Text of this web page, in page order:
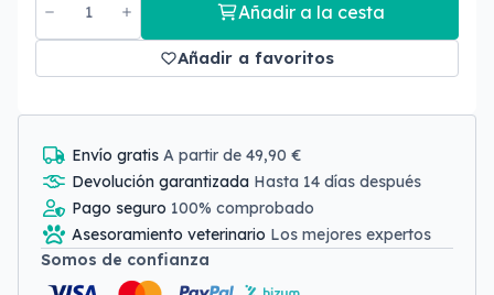
Añadir a la cesta
Añadir a favoritos
Envío gratis A partir de 49,90 €
Devolución garantizada Hasta 14 días después
Pago seguro 100% comprobado
Asesoramiento veterinario Los mejores expertos
Somos de confianza